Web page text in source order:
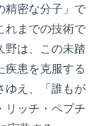
精密な分子」で
れまでの技術で
野は、この未踏
疾患を克服する
ゆえ、「誰もが
リッチ・ペプチ